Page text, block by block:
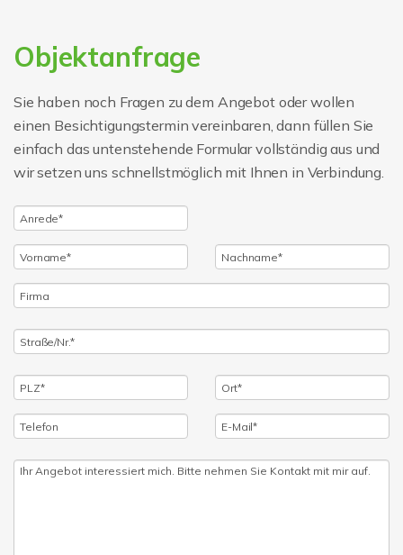
Objektanfrage
Sie haben noch Fragen zu dem Angebot oder wollen
einen Besichtigungstermin vereinbaren, dann füllen Sie
einfach das untenstehende Formular vollständig aus und
wir setzen uns schnellstmöglich mit Ihnen in Verbindung.